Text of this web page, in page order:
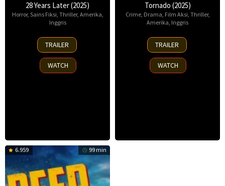
28 Years Later (2025)
Horror, Sains Fiksi, Thriller, Amerika,
Inggris
18
Jun
2025
TRAILER
WATCH
Tornado (2025)
Crime, Drama, Film Aksi, Thriller,
Amerika, Inggris
30
May
2025
TRAILER
WATCH
6.959 99 min